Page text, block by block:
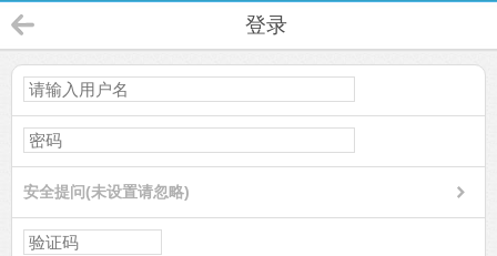
登录
安全提问(未设置请忽略)